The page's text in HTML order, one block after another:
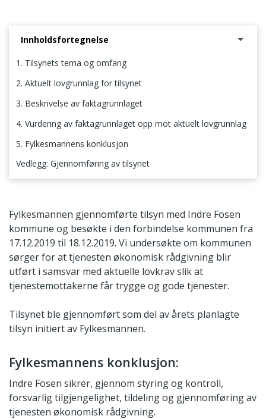
Innholdsfortegnelse
1. Tilsynets tema og omfang
2. Aktuelt lovgrunnlag for tilsynet
3. Beskrivelse av faktagrunnlaget
4. Vurdering av faktagrunnlaget opp mot aktuelt lovgrunnlag
5. Fylkesmannens konklusjon
Vedlegg: Gjennomføring av tilsynet
Fylkesmannen gjennomførte tilsyn med Indre Fosen
kommune og besøkte i den forbindelse kommunen fra
17.12.2019 til 18.12.2019. Vi undersøkte om kommunen
sørger for at tjenesten økonomisk rådgivning blir
utført i samsvar med aktuelle lovkrav slik at
tjenestemottakerne får trygge og gode tjenester.
Tilsynet ble gjennomført som del av årets planlagte
tilsyn initiert av Fylkesmannen.
Fylkesmannens konklusjon:
Indre Fosen sikrer, gjennom styring og kontroll,
forsvarlig tilgjengelighet, tildeling og gjennomføring av
tjenesten økonomisk rådgivning.